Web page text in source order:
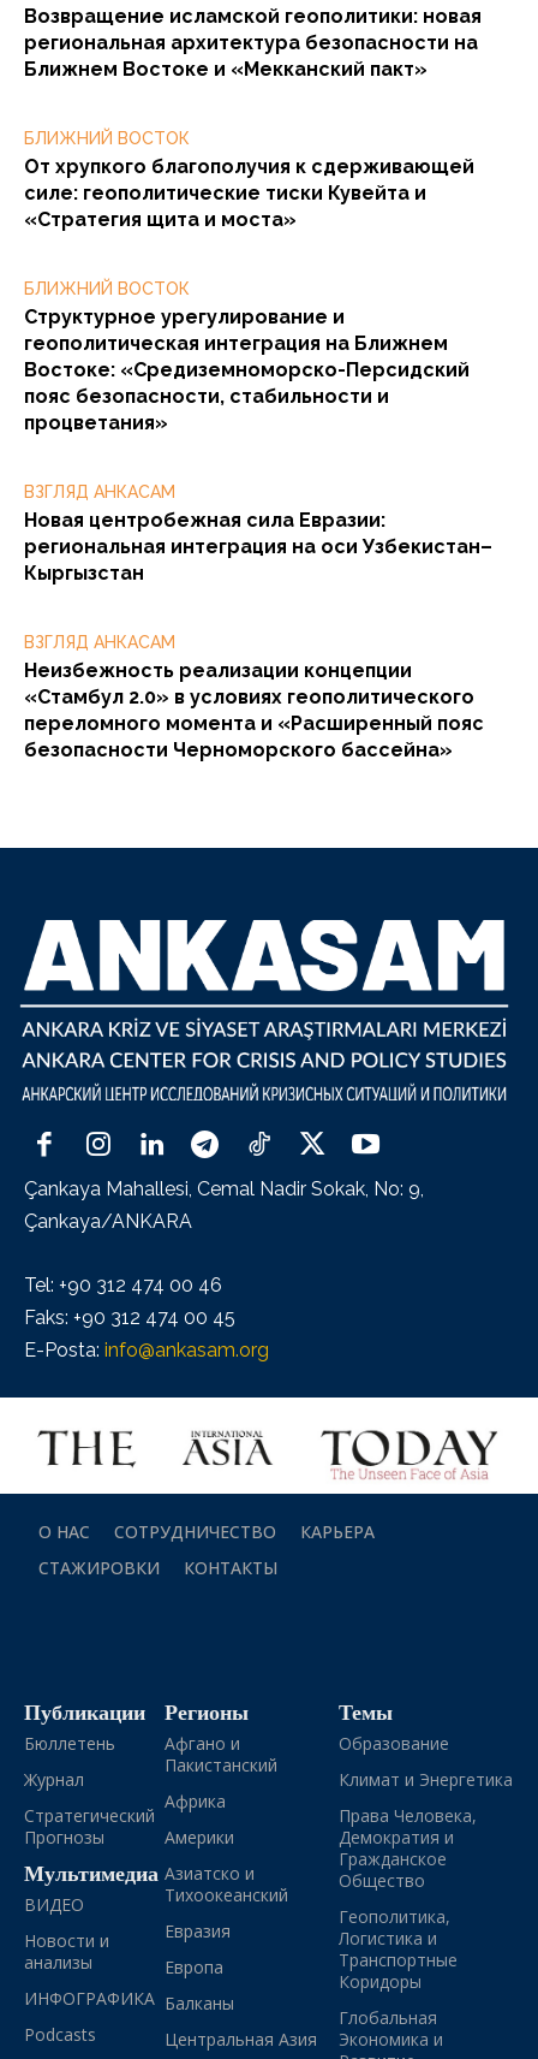
Возвращение исламской геополитики: новая
региональная архитектура безопасности на
Ближнем Востоке и «Мекканский пакт»
БЛИЖНИЙ ВОСТОК
От хрупкого благополучия к сдерживающей
силе: геополитические тиски Кувейта и
«Стратегия щита и моста»
БЛИЖНИЙ ВОСТОК
Структурное урегулирование и
геополитическая интеграция на Ближнем
Востоке: «Средиземноморско-Персидский
пояс безопасности, стабильности и
процветания»
ВЗГЛЯД АНКАСАМ
Новая центробежная сила Евразии:
региональная интеграция на оси Узбекистан–
Кыргызстан
ВЗГЛЯД АНКАСАМ
Неизбежность реализации концепции
«Стамбул 2.0» в условиях геополитического
переломного момента и «Расширенный пояс
безопасности Черноморского бассейна»
Çankaya Mahallesi, Cemal Nadir Sokak, No: 9,
Çankaya/ANKARA
Tel: +90 312 474 00 46
Faks: +90 312 474 00 45
E-Posta: info@ankasam.org
О НАС СОТРУДНИЧЕСТВО
КАРЬЕРА
СТАЖИРОВКИ
КОНТАКТЫ
Публикации
Бюллетень
Журнал
Стратегический
Прогнозы
Мультимедиа
ВИДЕО
Новости и
анализы
ИНФОГРАФИКА
Podcasts
Регионы
Афгано и
Пакистанский
Африка
Америки
Азиатско и
Тихоокеанский
Евразия
Европа
Балканы
Центральная Азия
Темы
Образование
Климат и Энергетика
Права Человека,
Демократия и
Гражданское
Общество
Геополитика,
Логистика и
Транспортные
Коридоры
Глобальная
Экономика и